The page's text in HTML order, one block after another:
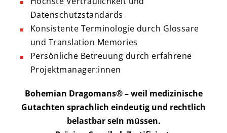
Datenschutzstandards
Konsistente Terminologie durch Glossare
und Translation Memories
Persönliche Betreuung durch erfahrene
Projektmanager:innen
Bohemian Dragomans® – weil medizinische
Gutachten sprachlich eindeutig und rechtlich
belastbar sein müssen.